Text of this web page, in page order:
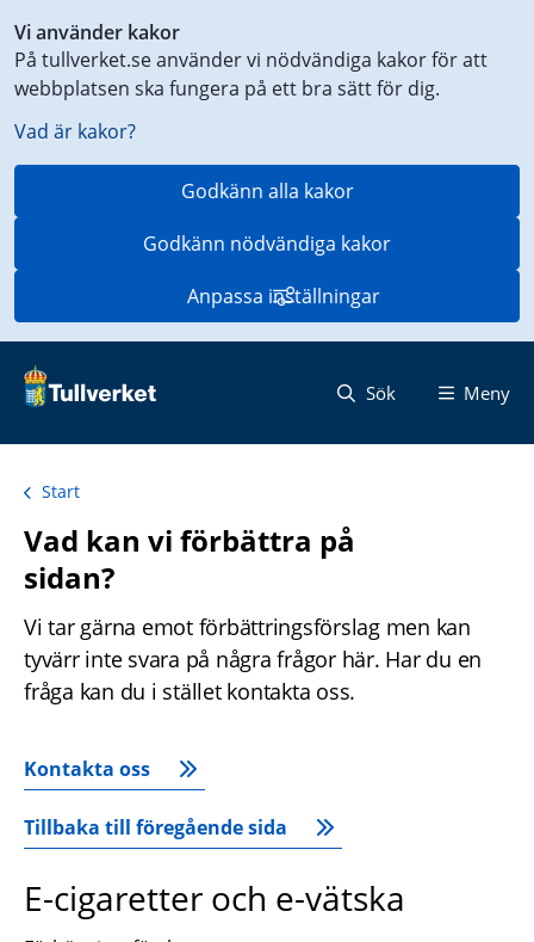
Vi använder kakor
På tullverket.se använder vi nödvändiga kakor för att
webbplatsen ska fungera på ett bra sätt för dig.
Vad är kakor?
Godkänn alla kakor
Godkänn nödvändiga kakor
Anpassa inställningar
till
innehåll
på
aktuell
Sök Meny
Start
Vad kan vi förbättra på
sidan?
Vi tar gärna emot förbättringsförslag men kan
tyvärr inte svara på några frågor här. Har du en
fråga kan du i stället kontakta oss.
Kontakta oss
Tillbaka till föregående sida
E-cigaretter och e-vätska